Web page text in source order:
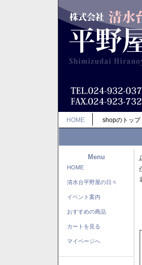
HOME shopのトップ
Menu
HOME
清水台平野屋の日々
イベント案内
おすすめの商品
カートを見る
マイページへ